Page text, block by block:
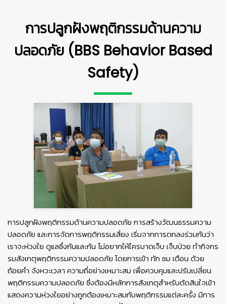
การปลูกฝังพฤติกรรมด้านความ
ปลอดภัย (BBS Behavior Based
Safety)
การปลูกฝังพฤติกรรมด้านความปลอดภัย การสร้างวัฒนธรรมความ
ปลอดภัย และการจัดการพฤติกรรมเสี่ยง เริ่มจากการตกลงร่วมกันว่า
เราจะห่วงใย ดูแลซึ่งกันและกัน ไม่อยากให้ใครบาดเจ็บ เจ็บป่วย ทำกิจกร
รมสังเกตุพฤติกรรมความปลอดภัย โดยการเข้า ทัก ชม เตือน ด้วย
ถ้อยคำ จังหวะเวลา ความถี่อย่างเหมาะสม เพื่อควบคุมและปรับเปลี่ยน
พฤติกรรมความปลอดภัย ซึ่งต้องมีหลักการสังเกตุสำหรับตัดสินใจเข้า
แสดงความห่วงใยอย่างถูกต้องเหมาะสมกับพฤติกรรมแต่ละครั้ง มีการ